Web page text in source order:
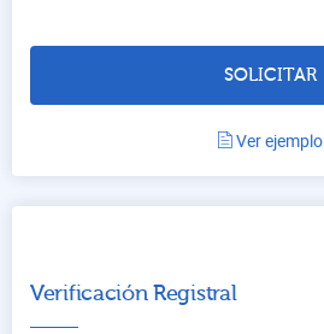
SOLICITAR
Ver ejemplo
Verificación Registral